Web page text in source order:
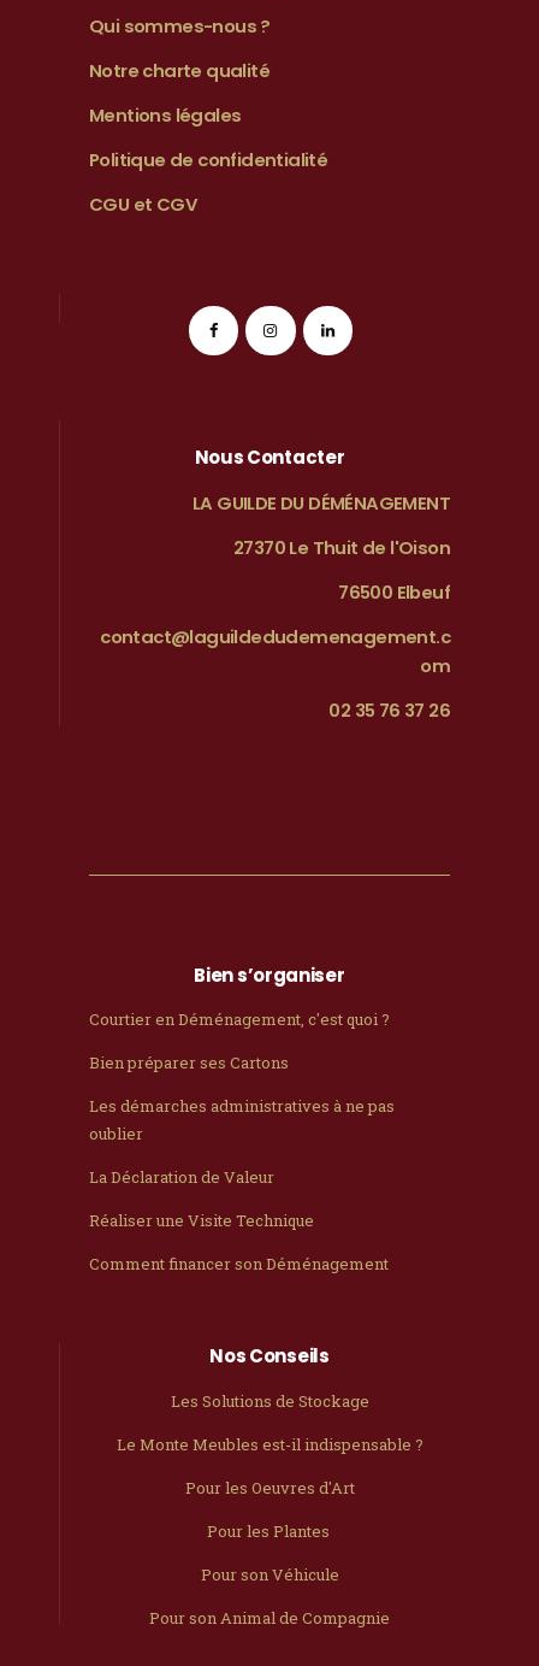
Qui sommes-nous ?
Notre charte qualité
Mentions légales
Politique de confidentialité
CGU et CGV
Nous Contacter
LA GUILDE DU DÉMÉNAGEMENT
27370 Le Thuit de l'Oison
76500 Elbeuf
contact@laguildedudemenagement.c
om
02 35 76 37 26
Bien s’organiser
Courtier en Déménagement, c'est quoi ?
Bien préparer ses Cartons
Les démarches administratives à ne pas
oublier
La Déclaration de Valeur
Réaliser une Visite Technique
Comment financer son Déménagement
Nos Conseils
Les Solutions de Stockage
Le Monte Meubles est-il indispensable ?
Pour les Oeuvres d'Art
Pour les Plantes
Pour son Véhicule
Pour son Animal de Compagnie